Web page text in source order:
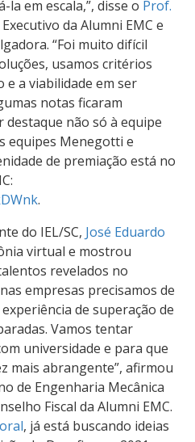
em escala,”, disse o Prof.
da Alumni EMC e
“Foi muito difícil
usamos critérios
e a viabilidade em ser
notas ficaram
não só à equipe
equipes Menegotti e
de premiação está no
.
do IEL/SC, José Eduardo
virtual e mostrou
revelados no
empresas precisamos de
de superação de
Vamos tentar
universidade e para que
mais abrangente”, afirmou
de Engenharia Mecânica
Fiscal da Alumni EMC.
, já está buscando ideias